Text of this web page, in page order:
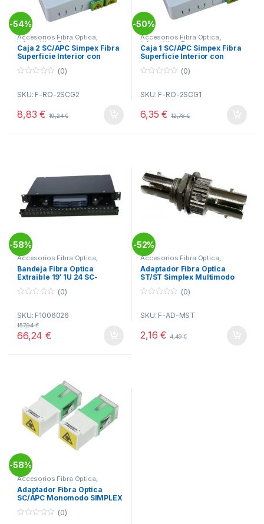
-54%
Accesorios Fibra Optica,
Informática,Redes
Caja 2 SC/APC Simpex Fibra
Superficie Interior con
ADAPTADORES
u
f
(0)
SKU: F-RO-2SCG2
8,83€ 19,24€
-50%
Accesorios Fibra Optica,
Informática ,Redes
Caja 1 SC/APC Simpex Fibra
Superficie Interior con
ADAPTADOR
u
f
(0)
SKU: F-RO-2SCG1
6,35€ 12,78€
-58%
Accesorios Fibra Optica,
Informática, Redes
Bandeja Fibra Optica
Extraible 19′ 1U 24 SC-
u
t
o
f
(0)
SKU: F1006026
66,24€
157,94€
-52%
Accesorios Fibra Optica,
Informática Redes
Adaptador Fibra Optica
ST/ST Simplex Multimodo
u
f
(0)
SKU: F-AD-MST
2,16€ 4,49€
-58%
Accesorios Fibra Optica,
Informática Redes
Adaptador Fibra Optica
SC/APC Monomodo SIMPLEX
(0)